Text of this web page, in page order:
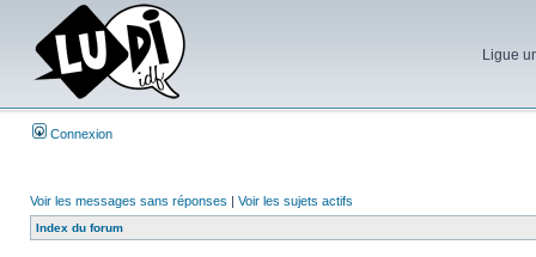
Ligue
Connexion
Voir les messages sans réponses | Voir les sujets actifs
Index du forum